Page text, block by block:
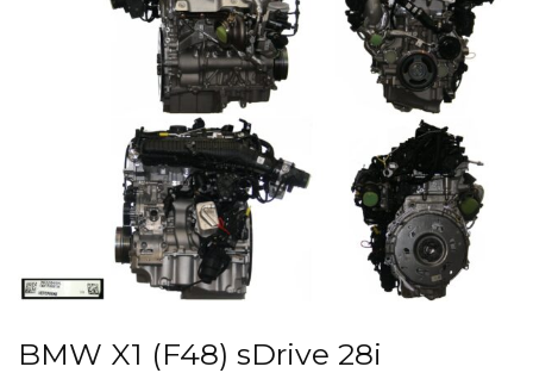
BMW X1 (F48) sDrive 28i